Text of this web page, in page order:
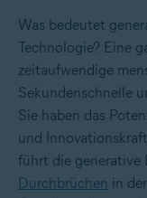
Was bedeutet
Technologie? Eine
zeitaufwendige
Sekundenschnelle
Sie haben das
und
führt die generative
Durchbrüchen in